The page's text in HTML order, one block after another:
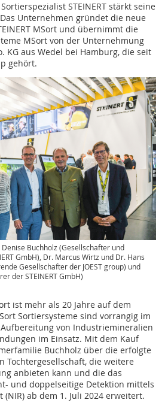
STEINERT stärkt seine
Unternehmen gründet die neue
MSort und übernimmt die
MSort von der Unternehmung
KG aus Wedel bei Hamburg, die seit
gehört.
Denise Buchholz (Gesellschafter und
GmbH), Dr. Marcus Wirtz und Dr. Hans
Gesellschafter der JOEST group) und
der STEINERT GmbH)
ist mehr als 20 Jahre auf dem
Sortiersysteme sind vorrangig im
von Industriemineralien
im Einsatz. Mit dem Kauf
Buchholz über die erfolgte
Tochtergesellschaft, die weitere
anbieten kann und die das
und doppelseitige Detektion mittels
ab dem 1. Juli 2024 erweitert.